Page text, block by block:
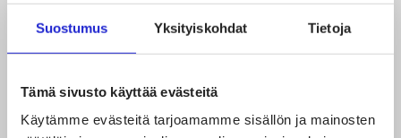
Suostumus Yksityiskohdat Tietoja
Tämä sivusto käyttää evästeitä
Käytämme evästeitä tarjoamamme sisällön ja mainosten
Tekstiiliala ampaisi
kasvuun vuoden 2020
toisella puoliskolla